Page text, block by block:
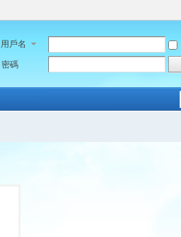
用戶名
密碼